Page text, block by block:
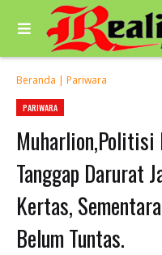
Beranda | Pariwara
PARIWARA
Muharlion,Politisi
Tanggap Darurat
Kertas,
Belum Tuntas.